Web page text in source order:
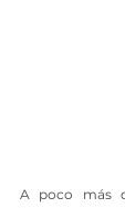
A poco más